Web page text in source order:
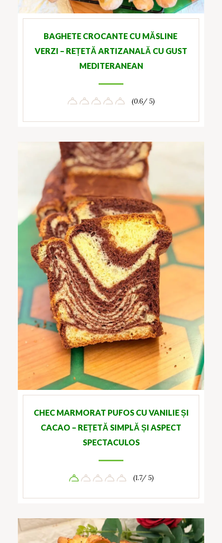
BAGHETE CROCANTE CU MĂSLINE
VERZI – REȚETĂ ARTIZANALĂ CU GUST
MEDITERANEAN
(0.6/ 5)
CHEC MARMORAT PUFOS CU VANILIE ȘI
CACAO – REȚETĂ SIMPLĂ ȘI ASPECT
SPECTACULOS
(1.7/ 5)